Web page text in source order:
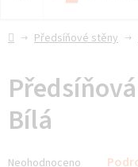
DomůPředsíňové stěny
Bílá
Neohodnoceno